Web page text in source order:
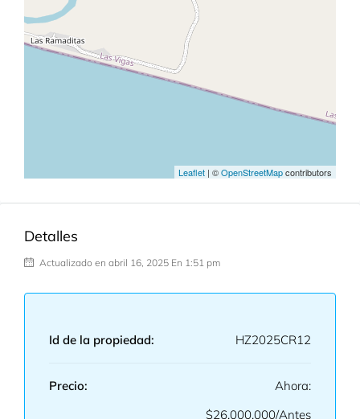
Leaflet | ©OpenStreetMapcontributors
Detalles
Actualizado en abril 16, 2025 En 1:51 pm
Id de la propiedad: HZ2025CR12
Precio:
Ahora:
$26,000,000/Antes